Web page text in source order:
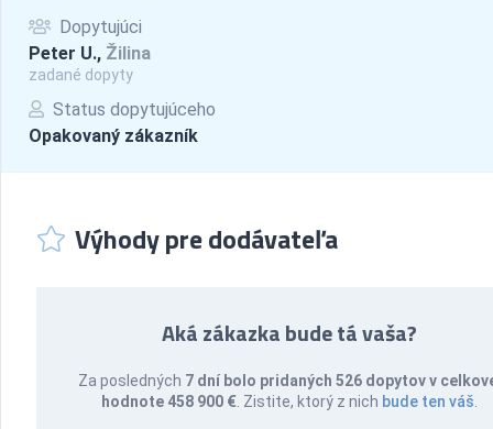
Dopytujúci
Peter U., Žilina
zadané dopyty
Status dopytujúceho
Opakovaný zákazník
Výhody pre dodávateľa
Aká zákazka bude tá vaša?
Za posledných 7 dní bolo pridaných 526 dopytov v
hodnote 458 900 € . Zistite, ktorý z nich bude ten váš